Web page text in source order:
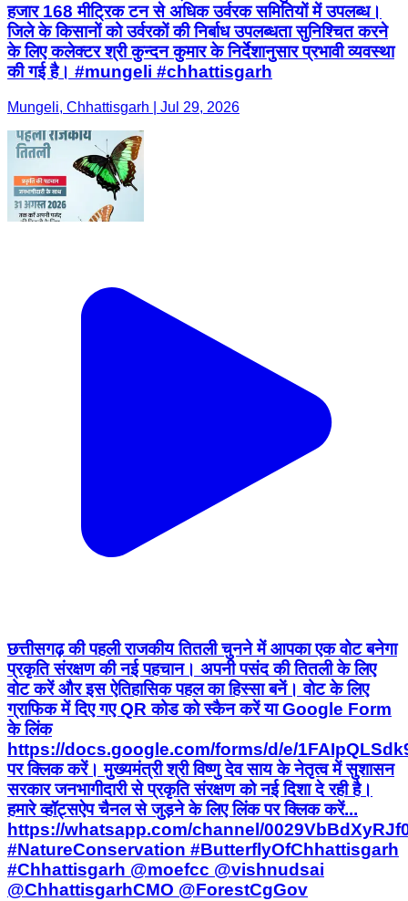
हजार 168 मीट्रिक टन से अधिक उर्वरक समितियों में उपलब्ध।
जिले के किसानों को उर्वरकों की निर्बाध उपलब्धता सुनिश्चित करने
के लिए कलेक्टर श्री कुन्दन कुमार के निर्देशानुसार प्रभावी व्यवस्था
की गई है। #mungeli #chhattisgarh
Mungeli, Chhattisgarh | Jul 29, 2026
छत्तीसगढ़ की पहली राजकीय तितली चुनने में आपका एक वोट बनेगा
प्रकृति संरक्षण की नई पहचान। अपनी पसंद की तितली के लिए
वोट करें और इस ऐतिहासिक पहल का हिस्सा बनें। वोट के लिए
ग्राफिक में दिए गए QR कोड को स्कैन करें या Google Form
के लिंक
https://docs.google.com/forms/d/e/
पर क्लिक करें। मुख्यमंत्री श्री विष्णु देव साय के नेतृत्व में सुशासन
सरकार जनभागीदारी से प्रकृति संरक्षण को नई दिशा दे रही है।
हमारे व्हॉट्सऐप चैनल से जुड़ने के लिए लिंक पर क्लिक करें...
https://whatsapp.com/channel/
#NatureConservation #ButterflyOfChhattisgarh
#Chhattisgarh @moefcc @vishnudsai
@ChhattisgarhCMO @ForestCgGov